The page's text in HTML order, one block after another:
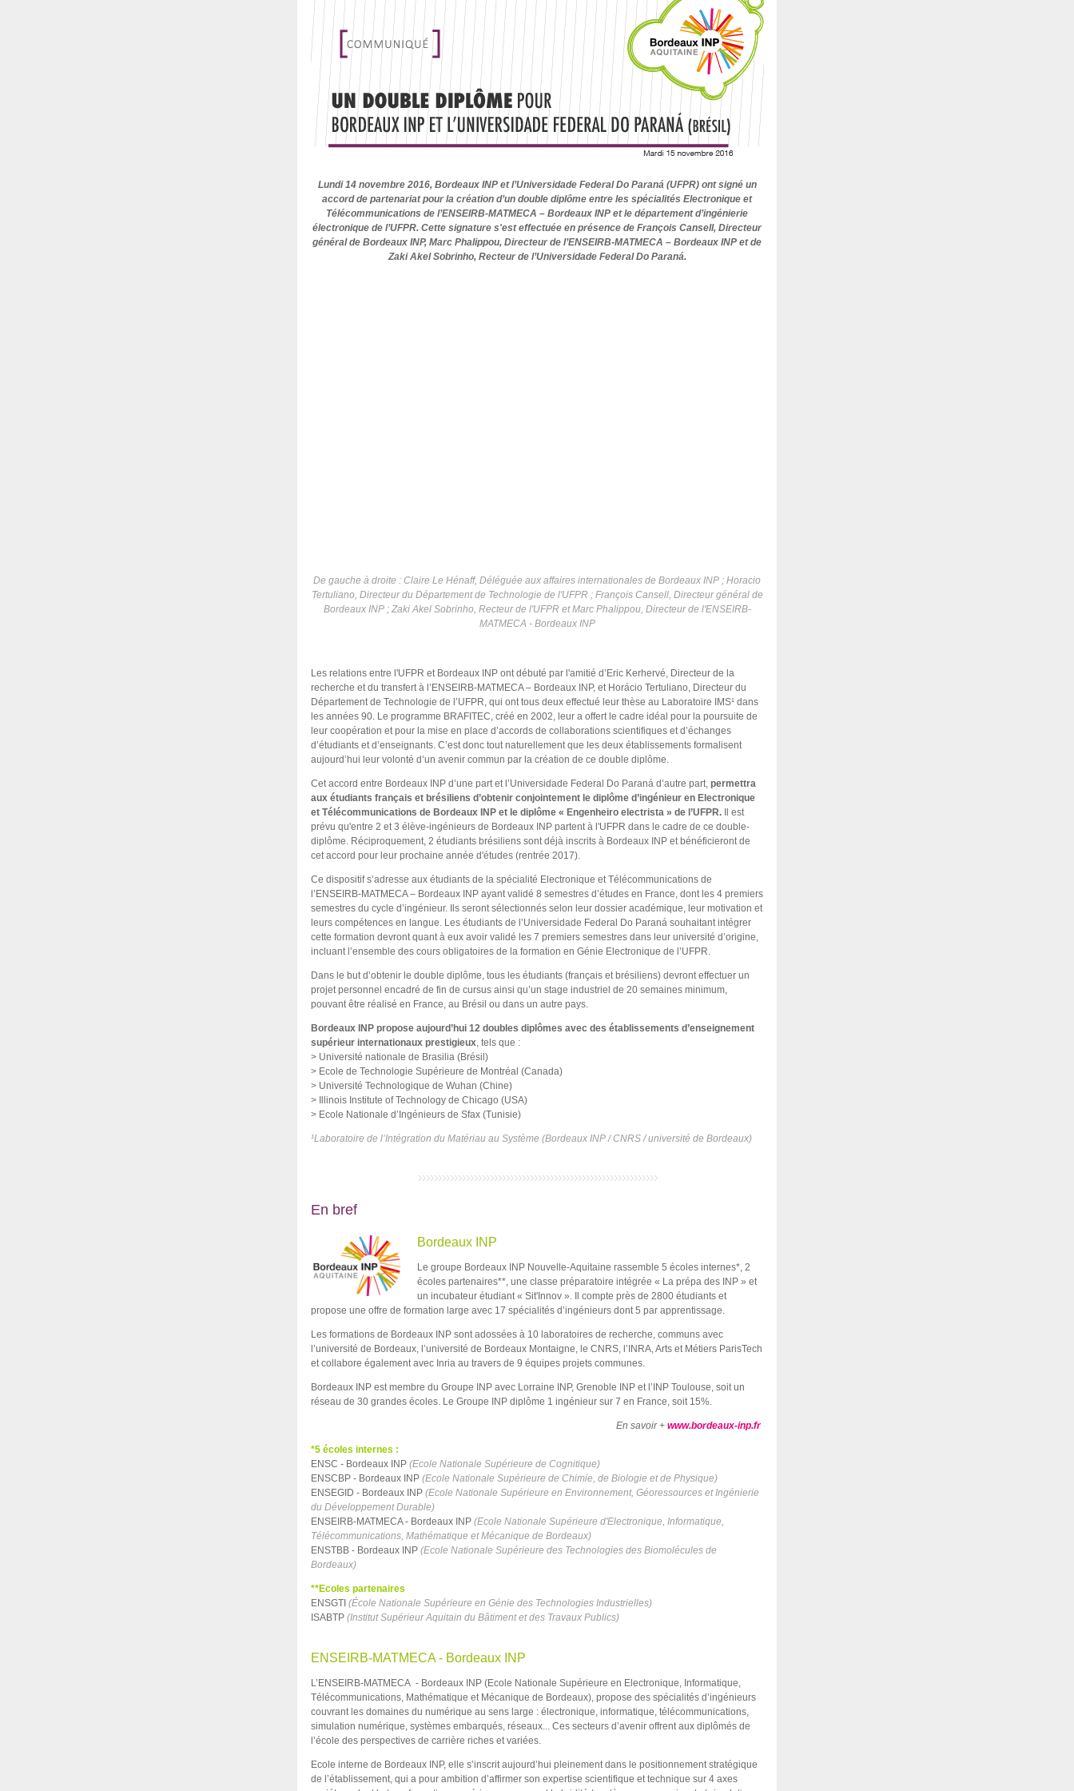
Lundi 14 novembre 2016, Bordeaux INP et l’Universidade Federal Do Paraná (UFPR) ont signé un
accord de partenariat pour la création d’un double diplôme entre les spécialités Electronique et
Télécommunications de l’ENSEIRB-MATMECA – Bordeaux INP et le département d’ingénierie
électronique de l’UFPR. Cette signature s'est effectuée en présence de François Cansell, Directeur
général de Bordeaux INP, Marc Phalippou, Directeur de l’ENSEIRB-MATMECA – Bordeaux INP et de
Zaki Akel Sobrinho, Recteur de l’Universidade Federal Do Paraná.
De gauche à droite : Claire Le Hénaff, Déléguée aux affaires internationales de Bordeaux INP ; Horacio
Tertuliano, Directeur du Département de Technologie de l'UFPR ; François Cansell, Directeur général de
Bordeaux INP ; Zaki Akel Sobrinho, Recteur de l'UFPR et Marc Phalippou, Directeur de l'ENSEIRB-
MATMECA - Bordeaux INP
Les relations entre l'UFPR et Bordeaux INP ont débuté par l'amitié d’Eric Kerhervé, Directeur de la
recherche et du transfert à l’ENSEIRB-MATMECA – Bordeaux INP, et Horácio Tertuliano, Directeur du
Département de Technologie de l’UFPR, qui ont tous deux effectué leur thèse au Laboratoire IMS¹ dans
les années 90. Le programme BRAFITEC, créé en 2002, leur a offert le cadre idéal pour la poursuite de
leur coopération et pour la mise en place d’accords de collaborations scientifiques et d’échanges
d’étudiants et d’enseignants. C’est donc tout naturellement que les deux établissements formalisent
aujourd’hui leur volonté d’un avenir commun par la création de ce double diplôme.
Cet accord entre Bordeaux INP d’une part et l’Universidade Federal Do Paraná d’autre part, permettra
aux étudiants français et brésiliens d’obtenir conjointement le diplôme d’ingénieur en Electronique
et Télécommunications de Bordeaux INP et le diplôme « Engenheiro electrista » de l’UFPR.
Il est
prévu qu'entre 2 et 3 élève-ingénieurs de Bordeaux INP partent à l'UFPR dans le cadre de ce double-
diplôme. Réciproquement, 2 étudiants brésiliens sont déjà inscrits à Bordeaux INP et bénéficieront de
cet accord pour leur prochaine année d'études (rentrée 2017).
Ce dispositif s’adresse aux étudiants de la spécialité Electronique et Télécommunications de
l’ENSEIRB-MATMECA – Bordeaux INP ayant validé 8 semestres d’études en France, dont les 4 premiers
semestres du cycle d’ingénieur. Ils seront sélectionnés selon leur dossier académique, leur motivation et
leurs compétences en langue. Les étudiants de l’Universidade Federal Do Paraná souhaitant intégrer
cette formation devront quant à eux avoir validé les 7 premiers semestres dans leur université d’origine,
incluant l’ensemble des cours obligatoires de la formation en Génie Electronique de l’UFPR.
Dans le but d’obtenir le double diplôme, tous les étudiants (français et brésiliens) devront effectuer un
projet personnel encadré de fin de cursus ainsi qu’un stage industriel de 20 semaines minimum,
pouvant être réalisé en France, au Brésil ou dans un autre pays.
Bordeaux INP propose aujourd’hui 12 doubles diplômes avec des établissements d’enseignement
supérieur internationaux prestigieux, tels que :
> Université nationale de Brasilia (Brésil)
> Ecole de Technologie Supérieure de Montréal (Canada)
> Université Technologique de Wuhan (Chine)
> Illinois Institute of Technology de Chicago (USA)
> Ecole Nationale d’Ingénieurs de Sfax (Tunisie)
¹Laboratoire de l’Intégration du Matériau au Système (Bordeaux INP / CNRS / université de Bordeaux)
En bref
Bordeaux INP
Le groupe Bordeaux INP Nouvelle-Aquitaine rassemble 5 écoles internes*, 2
écoles partenaires**, une classe préparatoire intégrée « La prépa des INP » et
un incubateur étudiant « Sit'Innov ». Il compte près de 2800 étudiants et
propose une offre de formation large avec 17 spécialités d’ingénieurs dont 5 par apprentissage.
Les formations de Bordeaux INP sont adossées à 10 laboratoires de recherche, communs avec
l’université de Bordeaux, l’université de Bordeaux Montaigne, le CNRS, l’INRA, Arts et Métiers ParisTech
et collabore également avec Inria au travers de 9 équipes projets communes.
Bordeaux INP est membre du Groupe INP avec Lorraine INP, Grenoble INP et l’INP Toulouse, soit un
réseau de 30 grandes écoles. Le Groupe INP diplôme 1 ingénieur sur 7 en France, soit 15%.
En savoir + www.bordeaux-inp.fr
*5 écoles internes :
ENSC - Bordeaux INP (Ecole Nationale Supérieure de Cognitique)
ENSCBP - Bordeaux INP (Ecole Nationale Supérieure de Chimie, de Biologie et de Physique)
ENSEGID - Bordeaux INP (Ecole Nationale Supérieure en Environnement, Géoressources et Ingénierie
du Développement Durable)
ENSEIRB-MATMECA - Bordeaux INP (Ecole Nationale Supérieure d'Electronique, Informatique,
Télécommunications, Mathématique et Mécanique de Bordeaux)
ENSTBB - Bordeaux INP (Ecole Nationale Supérieure des Technologies des Biomolécules de
Bordeaux)
**Ecoles partenaires
ENSGTI (École Nationale Supérieure en Génie des Technologies Industrielles)
ISABTP (Institut Supérieur Aquitain du Bâtiment et des Travaux Publics)
ENSEIRB-MATMECA - Bordeaux INP
L’ENSEIRB-MATMECA - Bordeaux INP (Ecole Nationale Supérieure en Electronique, Informatique,
Télécommunications, Mathématique et Mécanique de Bordeaux), propose des spécialités d’ingénieurs
couvrant les domaines du numérique au sens large : électronique, informatique, télécommunications,
simulation numérique, systèmes embarqués, réseaux... Ces secteurs d’avenir offrent aux diplômés de
l’école des perspectives de carrière riches et variées.
Ecole interne de Bordeaux INP, elle s’inscrit aujourd’hui pleinement dans le positionnement stratégique
de l’établissement, qui a pour ambition d’affirmer son expertise scientifique et technique sur 4 axes